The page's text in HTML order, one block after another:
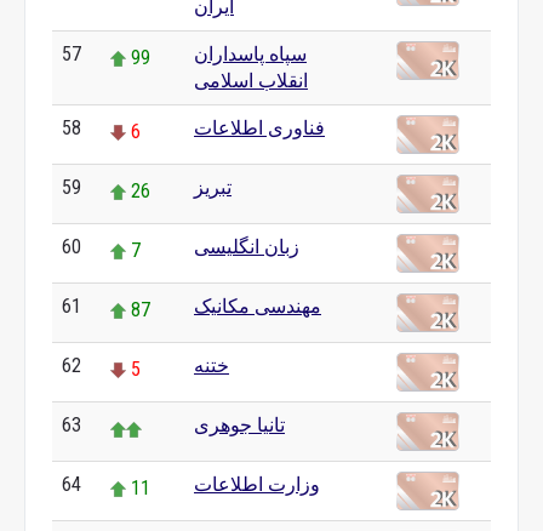
ایران
57 99
سپاه پاسداران
انقلاب اسلامی
58 6 فناوری اطلاعات
59 26 تبریز
60 7 زبان انگلیسی
61 87 مهندسی مکانیک
62 5 ختنه
63 تانیا جوهری
64 11 وزارت اطلاعات